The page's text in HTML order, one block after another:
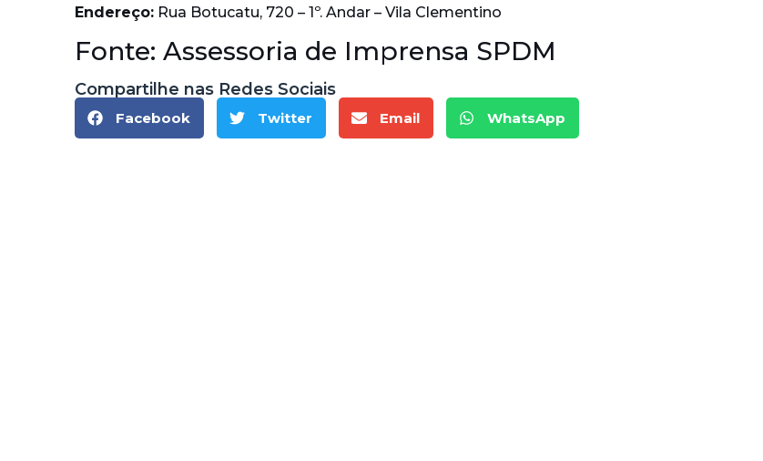
Endereço: Rua Botucatu, 720 – 1º. Andar – Vila Clementino
Fonte: Assessoria de Imprensa SPDM
Compartilhe nas Redes Sociais
Facebook Twitter Email WhatsApp